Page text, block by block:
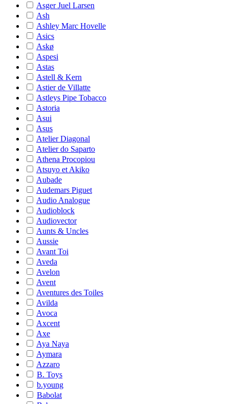
Asger Juel Larsen
Ash
Ashley Marc Hovelle
Asics
Askø
Aspesi
Astas
Astell & Kern
Astier de Villatte
Astleys Pipe Tobacco
Astoria
Asui
Asus
Atelier Diagonal
Atelier do Saparto
Athena Procopiou
Atsuyo et Akiko
Aubade
Audemars Piguet
Audio Analogue
Audioblock
Audiovector
Aunts & Uncles
Aussie
Avant Toi
Aveda
Avelon
Avent
Aventures des Toiles
Avilda
Avoca
Axcent
Axe
Aya Naya
Aymara
Azzaro
B. Toys
b.young
Babolat